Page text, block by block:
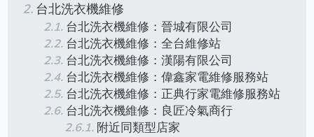
台北洗衣機維修
台北洗衣機維修：晉城有限公司
台北洗衣機維修：全台維修站
台北洗衣機維修：漢陽有限公司
台北洗衣機維修：偉鑫家電維修服務站
台北洗衣機維修：正典行家電維修服務站
台北洗衣機維修：良匠冷氣商行
附近同類型店家